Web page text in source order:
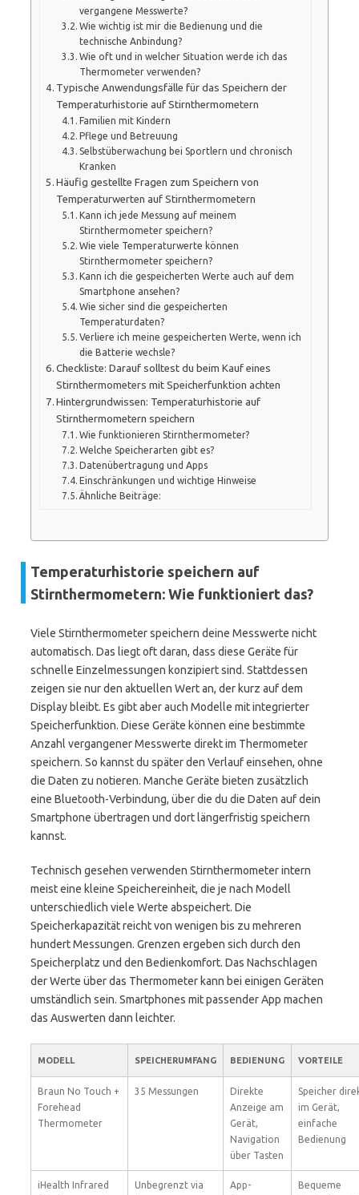
vergangene Messwerte?
Wie wichtig ist mir die Bedienung und die
technische Anbindung?
Wie oft und in welcher Situation werde ich das
Thermometer verwenden?
Typische Anwendungsfälle für das Speichern der
Temperaturhistorie auf Stirnthermometern
Familien mit Kindern
Pflege und Betreuung
Selbstüberwachung bei Sportlern und chronisch
Kranken
Häufig gestellte Fragen zum Speichern von
Temperaturwerten auf Stirnthermometern
Kann ich jede Messung auf meinem
Stirnthermometer speichern?
Wie viele Temperaturwerte können
Stirnthermometer speichern?
Kann ich die gespeicherten Werte auch auf dem
Smartphone ansehen?
Wie sicher sind die gespeicherten
Temperaturdaten?
Verliere ich meine gespeicherten Werte, wenn ich
die Batterie wechsle?
Checkliste: Darauf solltest du beim Kauf eines
Stirnthermometers mit Speicherfunktion achten
Hintergrundwissen: Temperaturhistorie auf
Stirnthermometern speichern
Wie funktionieren Stirnthermometer?
Welche Speicherarten gibt es?
Datenübertragung und Apps
Einschränkungen und wichtige Hinweise
Ähnliche Beiträge:
Temperaturhistorie speichern auf
Stirnthermometern: Wie funktioniert das?
Viele Stirnthermometer speichern deine Messwerte nicht
automatisch. Das liegt oft daran, dass diese Geräte für
schnelle Einzelmessungen konzipiert sind. Stattdessen
zeigen sie nur den aktuellen Wert an, der kurz auf dem
Display bleibt. Es gibt aber auch Modelle mit integrierter
Speicherfunktion. Diese Geräte können eine bestimmte
Anzahl vergangener Messwerte direkt im Thermometer
speichern. So kannst du später den Verlauf einsehen, ohne
die Daten zu notieren. Manche Geräte bieten zusätzlich
eine Bluetooth-Verbindung, über die du die Daten auf dein
Smartphone übertragen und dort längerfristig speichern
kannst.
Technisch gesehen verwenden Stirnthermometer intern
meist eine kleine Speichereinheit, die je nach Modell
unterschiedlich viele Werte abspeichert. Die
Speicherkapazität reicht von wenigen bis zu mehreren
hundert Messungen. Grenzen ergeben sich durch den
Speicherplatz und den Bedienkomfort. Das Nachschlagen
der Werte über das Thermometer kann bei einigen Geräten
umständlich sein. Smartphones mit passender App machen
das Auswerten dann leichter.
MODELL SPEICHERUMFANG BEDIENUNG VORTEILE
Braun No Touch +
Forehead
Thermometer
35 Messungen
Direkte
Anzeige am
Gerät,
Navigation
über Tasten
Speicher
im Gerät,
einfache
Bedienung
iHealth Infrared
Unbegrenzt via
App-
Bequeme